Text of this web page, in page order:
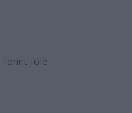
forint fölé